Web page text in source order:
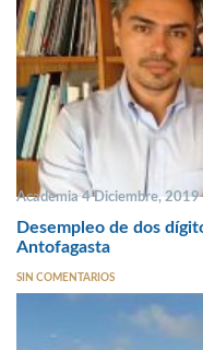
Academia 4 Diciembre, 2019
Desempleo de dos
Antofagasta
SIN COMENTARIOS